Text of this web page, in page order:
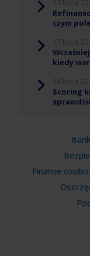
czym
kiedy
Scoring
Finanse